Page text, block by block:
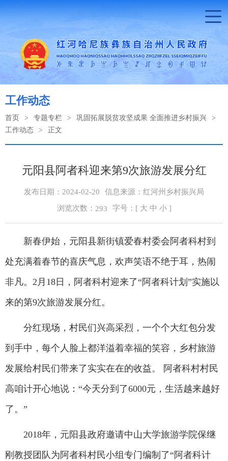
工作动态
首页 > 专题专栏 > 巩固拓展脱贫攻坚成果 全面推进乡村振兴
>
工作动态
> 正文
元阳县阿者科迎来第9次旅游发展分红
发布日期：2024-02-20
信息来源：红河州乡村振兴局
浏览次数： 293 字号：[ 大 中 小]
新春伊始，元阳县新街镇爱春村委会阿者科村到
处充满着春节的喜庆气息，欢声笑语不绝于耳，热闹
非凡。2月18日，阿者科村迎来了“阿者科计划”实施以
来的第9次旅游发展分红。
分红现场，村民们兴高采烈，一个个大红包分发
到手中，每个人脸上都洋溢着幸福的笑容，乡村旅游
发展给村民们带来了实实在在的收益。 阿者科村村民
高咱计开心地说：“今天分到了6000元，生活越来越好
了。”
2018年，元阳县政府邀请中山大学旅游学院保继
刚教授团队为阿者科村民小组专门编制了“阿者科计